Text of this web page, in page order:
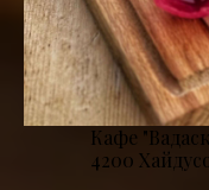
Кафе
4200